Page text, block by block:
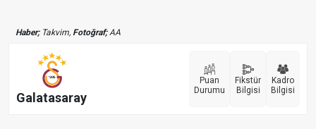
Haber;Takvim, Fotoğraf;AA
Galatasaray
Puan
Durumu
Fikstür
Bilgisi
Kadro
Bilgisi